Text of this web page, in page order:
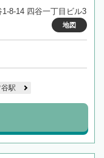
8-14 四谷一丁目ビル3
地図
谷駅